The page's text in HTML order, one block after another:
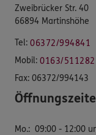
Zweibrücker Str. 40
66894 Martinshöhe
Tel: 06372/994841
Mobil: 0163/
Fax: 06372/994143
Mo.: 09:00 - 12:00